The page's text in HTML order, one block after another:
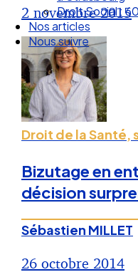
Droit Social :
Nos articles
Nous suivre
2 novembre 2015
Droit de la Santé,
Bizutage en
décision
Sébastien MILLET
26 octobre 2014